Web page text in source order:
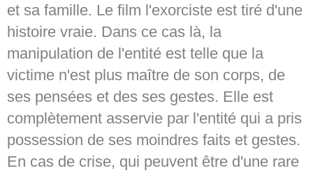
et sa famille. Le film l'exorciste est tiré d'une
histoire vraie. Dans ce cas là, la
manipulation de l'entité est telle que la
victime n'est plus maître de son corps, de
ses pensées et des ses gestes. Elle est
complètement asservie par l'entité qui a pris
possession de ses moindres faits et gestes.
En cas de crise, qui peuvent être d'une rare